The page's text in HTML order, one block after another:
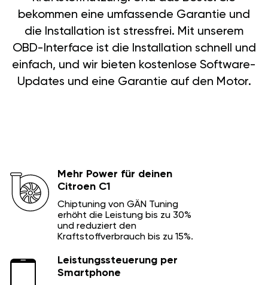
bekommen eine umfassende Garantie und
die Installation ist stressfrei. Mit unserem
OBD-Interface ist die Installation schnell und
einfach, und wir bieten kostenlose Software-
Updates und eine Garantie auf den Motor.
Mehr Power für deinen
Citroen C1
Chiptuning von GÄN Tuning
erhöht die Leistung bis zu 30%
und reduziert den
Kraftstoffverbrauch bis zu 15%.
Leistungssteuerung per
Smartphone